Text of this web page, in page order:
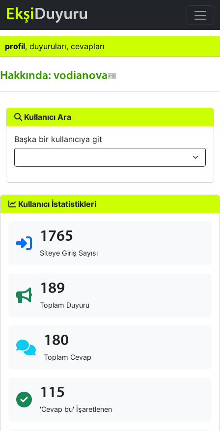
EkşiDuyuru
profil, duyuruları, cevapları
Hakkında: vodianova
Kullanıcı Ara
Başka bir kullanıcıya git
Kullanıcı İstatistikleri
1765
Siteye Giriş Sayısı
189
Toplam Duyuru
180
Toplam Cevap
115
'Cevap bu' İşaretlenen